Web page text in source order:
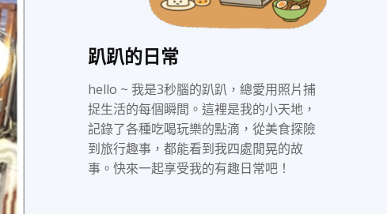
趴趴的日常
hello ~ 我是3秒腦的趴趴，總愛用照片捕
捉生活的每個瞬間。這裡是我的小天地，
記錄了各種吃喝玩樂的點滴，從美食探險
到旅行趣事，都能看到我四處閒晃的故
事。快來一起享受我的有趣日常吧！